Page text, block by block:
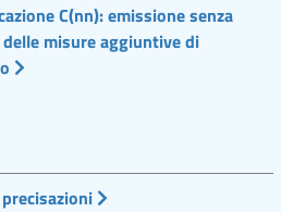
C(nn): emissione senza
misure aggiuntive di